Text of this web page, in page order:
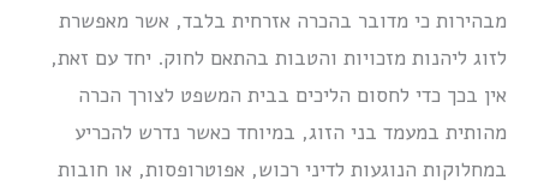
מבהירות כי מדובר בהכרה אזרחית בלבד, אשר מאפשרת
לזוג ליהנות מזכויות והטבות בהתאם לחוק. יחד עם זאת,
אין בכך כדי לחסום הליכים בבית המשפט לצורך הכרה
מהותית במעמד בני הזוג, במיוחד כאשר נדרש להכריע
במחלוקות הנוגעות לדיני רכוש, אפוטרופסות, או חובות